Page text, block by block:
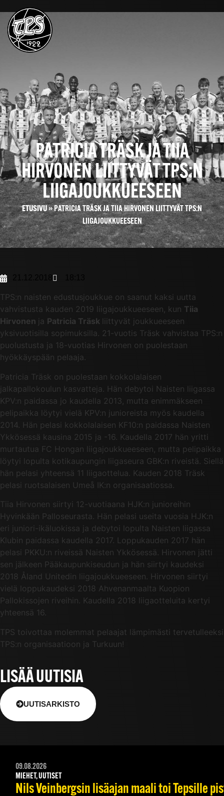
PATRICIA TRÄSK JA TIIA
HIRVONEN LIITTYVÄT TPS:N
LIIGAJOUKKUEESEEN
ETUSIVU» PATRICIA TRÄSK JA TIIA HIRVONEN LIITTYVÄT TPS:N
LIIGAJOUKKUEESEEN
TPS:n naisten edustusjoukkue on saanut kaksi uutta
vahvistusta kauden 2019 liigajoukkueeseen, kun Tiia
Hirvonen ja Patricia Träsk liittyvät joukkueeseen
yksivuotisilla sopimuksilla. 21-vuotis Träsk vahvistaa TPS:n
puolustusta ja 18-vuotias Hirvonen on puolestaan
hyökkäyspään pelaaja.
Patricia Träsk on puolestaan kokkolalaisen
jalkapallokoulun kasvatteja. Hän debytoi Naisten liigassa
KPV:n paidassa jo kaudella 2013, mutta enimmäkseen
pelipaikka löytyi vielä KPV:n junioreista myös kaudella
2014. Hän pelasi kokkolalaisen KF10:n paidassa Naisten
Ykkösessä kausina 2015 ja -16. Kaudella 2017 hän yritti
murtautua FC Hongan liigajoukkueeseen, mutta pelipaikka
löytyi lopulta kotikaupungin liigaseura GBK:n riveistä. Siellä
hän pelasi yhteensä 11 liigaottelua. Kauden 2018 Träsk
pelasi ruotsalaisen Umeå IK:n organisaatiossa.
Tiia Hirvonen siirtyi 12-vuotiaana HJK:n junioreihin
Hyvinkään Palloseurasta. Hän pelasi useita vuosia HJK:n
eri juniori-ikäluokissa ja debytoi lopulta Naisten liigassa
Klubin paidassa kaudella 2017. Loppukauden 2017 hän
pelasi PKKU:n riveissä Naisten Ykkösessä. Hirvonen jätti
sen jälkeen Pääkaupunkiseudun ja hän siirtyi kaudeksi
2018 Åland Unitedin liigajoukkueeseen. Hirvonen siirtyi
vielä loppukaudeksi 2018 Ahvenanmaalta Kuopion
Pallokissojen riveihin. Kaudella 2018 liigaotteluita kertyi
yhteensä 16.
TPS toivottaa molemmat pelaajat lämpimästi tervetulleeksi
TPS:n organisaatioon ja Turkuun!
LISÄÄ UUTISIA
UUTISARKISTO
09.08.2026
MIEHET, UUTISET
Nils Veinbergsin lisäajan maali toi Tepsille